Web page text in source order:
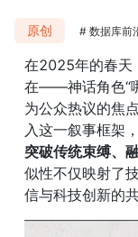
原创 数据库前
在2025年的春天
在——神话角色“
为公众热议的焦
入这一叙事框架
突破传统束缚、
似性不仅映射了
信与科技创新的共